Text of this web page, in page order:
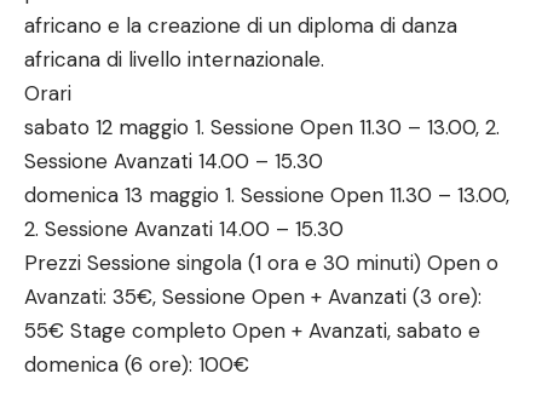
africano e la creazione di un diploma di danza
africana di livello internazionale.
Orari
sabato 12 maggio 1. Sessione Open 11.30 – 13.00, 2.
Sessione Avanzati 14.00 – 15.30
domenica 13 maggio 1. Sessione Open 11.30 – 13.00,
2. Sessione Avanzati 14.00 – 15.30
Prezzi Sessione singola (1 ora e 30 minuti) Open o
Avanzati: 35€, Sessione Open + Avanzati (3 ore):
55€ Stage completo Open + Avanzati, sabato e
domenica (6 ore): 100€